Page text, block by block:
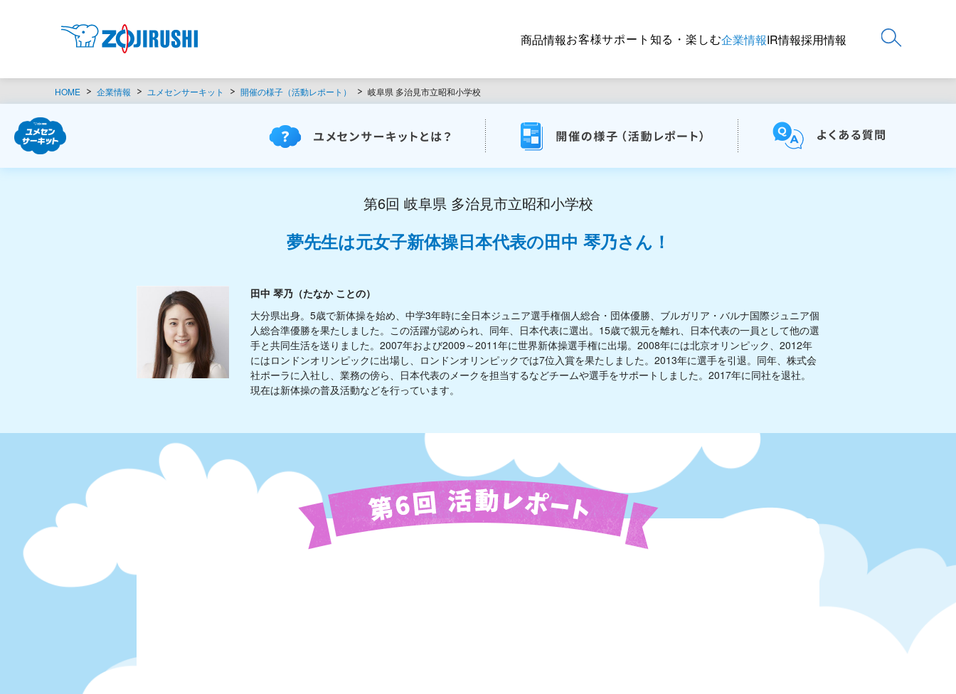
商品情報お客様サポート 知る・楽しむ企業情報IR情報採用情報
HOME 企業情報 ユメセンサーキット 開催の様子（活動レポート） 岐阜県 多治見市立昭和小学校
第6回 岐阜県 多治見市立昭和小学校
夢先生は元女子新体操日本代表の田中 琴乃さん！
田中 琴乃（たなか ことの）
大分県出身。5歳で新体操を始め、中学3年時に全日本ジュニア選手権個人総合・団体優勝、ブルガリア・バルナ国際ジュニア個
人総合準優勝を果たしました。この活躍が認められ、同年、日本代表に選出。15歳で親元を離れ、日本代表の一員として他の選
手と共同生活を送りました。2007年および2009～2011年に世界新体操選手権に出場。2008年には北京オリンピック、2012年
にはロンドンオリンピックに出場し、ロンドンオリンピックでは7位入賞を果たしました。2013年に選手を引退。同年、株式会
社ポーラに入社し、業務の傍ら、日本代表のメークを担当するなどチームや選手をサポートしました。2017年に同社を退社。
現在は新体操の普及活動などを行っています。